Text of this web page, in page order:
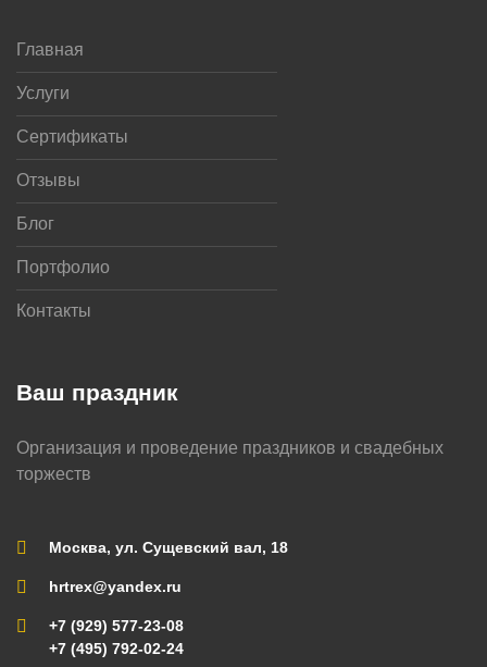
Ваш праздник
Организация и проведение праздников и свадебных
торжеств
Москва, ул. Сущевский вал, 18
hrtrex@yandex.ru
+7 (929) 577-23-08
+7 (495) 792-02-24
Главная
Услуги
Сертификаты
Отзывы
Блог
Портфолио
Контакты